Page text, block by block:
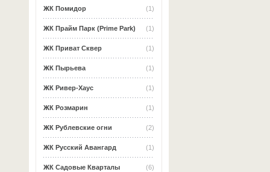
(1)
ЖК Помидор
(1)
ЖК Прайм Парк (Prime Park)
(1)
ЖК Приват Сквер
(1)
ЖК Пырьева
(1)
ЖК Ривер-Хаус
(1)
ЖК Розмарин
(2)
ЖК Рублевские огни
(1)
ЖК Русский Авангард
(6)
ЖК Садовые Кварталы